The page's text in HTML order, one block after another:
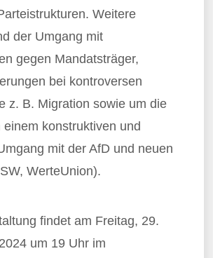
Weitere
der Umgang mit
gegen Mandatsträger,
bei kontroversen
z. B. Migration sowie um die
einem konstruktiven und
mit der AfD und neuen
WerteUnion).
findet am Freitag, 29.
um 19 Uhr im